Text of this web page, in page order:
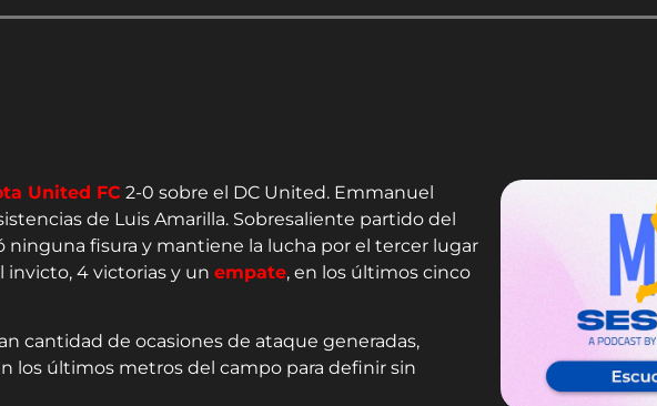
United FC 2-0 sobre el DC United. Emmanuel
de Luis Amarilla. Sobresaliente partido del
fisura y mantiene la lucha por el tercer lugar
invicto, 4 victorias y un empate, en los últimos cinco
cantidad de ocasiones de ataque generadas,
los últimos metros del campo para definir sin